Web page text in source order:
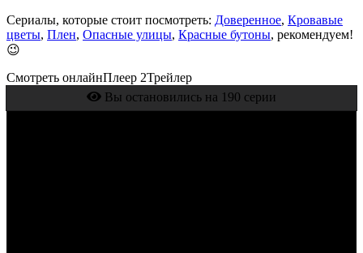
Сериалы, которые стоит посмотреть: Доверенное, Кровавые
цветы, Плен, Опасные улицы, Красные бутоны, рекомендуем!
😉
Смотреть онлайнПлеер 2Трейлер
Вы остановились на 190 серии